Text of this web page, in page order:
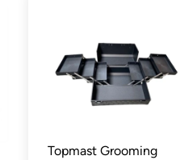
Topmast Grooming